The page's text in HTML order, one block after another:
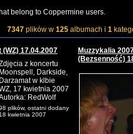
belong to Coppermine users.
7347 plików w125 albumach i1
17.04.2007
z koncertu
Moonspell, Darkside,
Darzamat w klbie
17 kwietnia 2007
RedWolf
plików, ostatni dodany
18 kwietnia 2007
Muzzykalia
(Bezsenność)